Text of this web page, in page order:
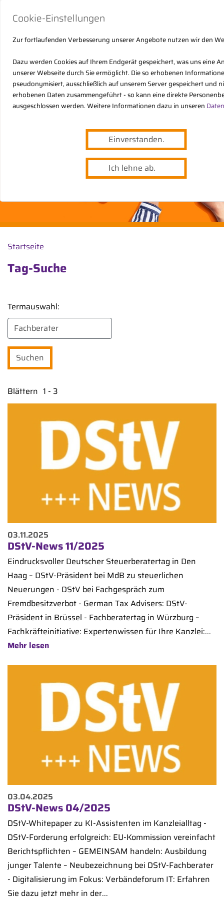
Cookie-Einstellungen
Zur fortlaufenden Verbesserung unserer Angebote nutzen wir den
Dazu werden Cookies auf Ihrem Endgerät gespeichert, was uns eine
unserer Webseite durch Sie ermöglicht. Die so erhobenen
pseudonymisiert, ausschließlich auf unserem Server gespeichert und
erhobenen Daten zusammengeführt - so kann eine direkte
ausgeschlossen werden. Weitere Informationen dazu in unseren
Einverstanden.
Ich lehne ab.
Startseite
Tag-Suche
Termauswahl:
Blättern 1 - 3
03.11.2025
DStV-News 11/2025
Eindrucksvoller Deutscher Steuerberatertag in Den
Haag – DStV-Präsident bei MdB zu steuerlichen
Neuerungen - DStV bei Fachgespräch zum
Fremdbesitzverbot - German Tax Advisers: DStV-
Präsident in Brüssel - Fachberatertag in Würzburg –
Fachkräfteinitiative: Expertenwissen für Ihre Kanzlei:...
Mehr lesen
03.04.2025
DStV-News 04/2025
DStV-Whitepaper zu KI-Assistenten im Kanzleialltag -
DStV-Forderung erfolgreich: EU-Kommission vereinfacht
Berichtspflichten – GEMEINSAM handeln: Ausbildung
junger Talente – Neubezeichnung bei DStV-Fachberater
- Digitalisierung im Fokus: Verbändeforum IT: Erfahren
Sie dazu jetzt mehr in der...